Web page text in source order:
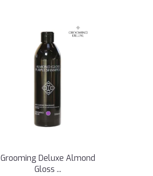
Grooming Deluxe Almond
Gloss ...